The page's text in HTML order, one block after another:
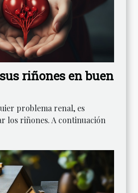
riñones en buen
problema renal, es
los riñones. A continuación